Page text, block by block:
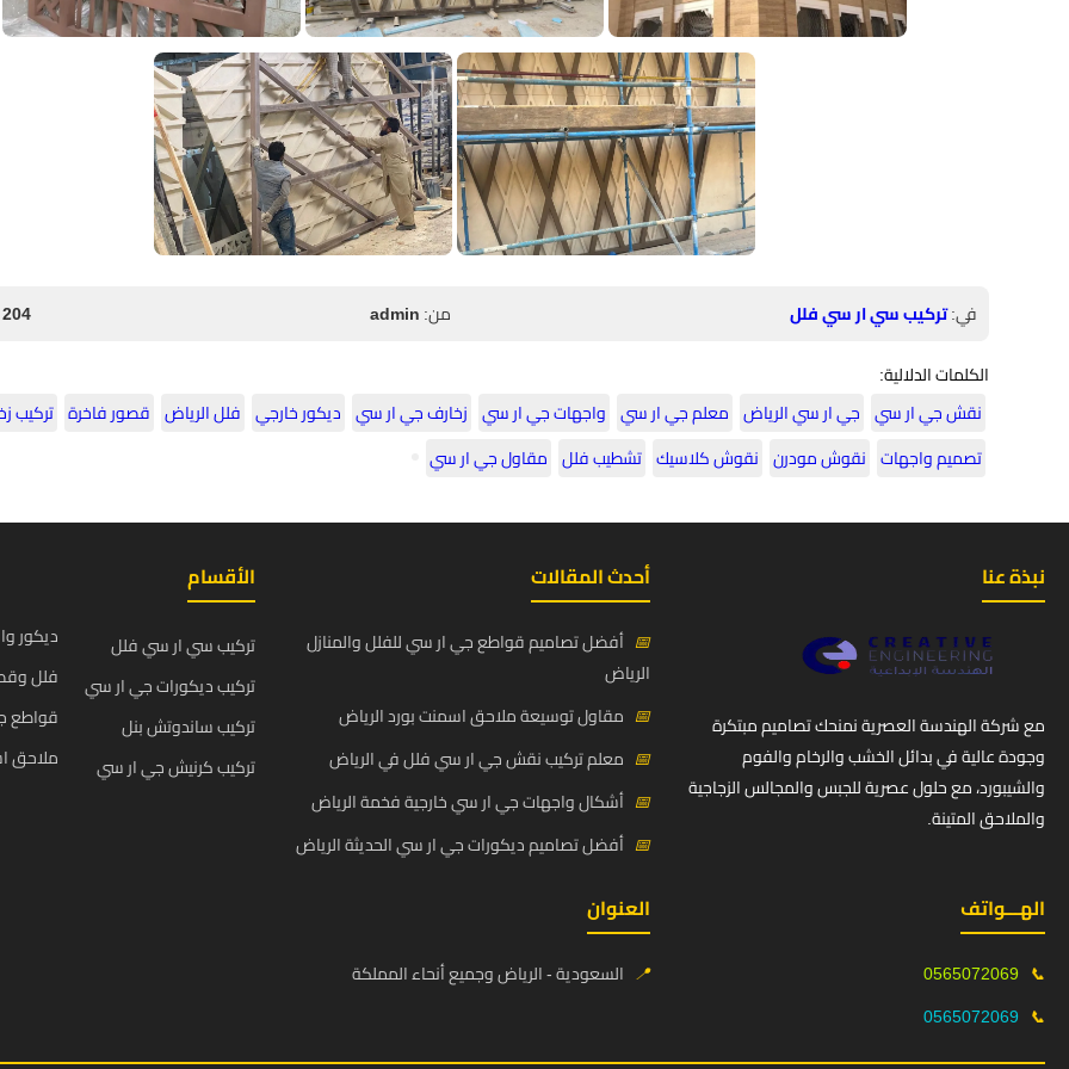
في:تركيب سي ار سي فلل من:admin
204 مشاهدة
الكلمات الدلالية:
نقش جي ار سي جي ار سي الرياض معلم جي ار سي واجهات جي ار سي زخارف جي ار سي ديكور خارجي فلل الرياض قصور فاخرة تركيب
تصميم واجهات نقوش مودرن نقوش كلاسيك تشطيب فلل مقاول جي ار سي
نبذة عنا
مع شركة الهندسة العصرية نمنحك تصاميم مبتكرة
وجودة عالية في بدائل الخشب والرخام والفوم
والشيبورد، مع حلول عصرية للجبس والمجالس الزجاجية
والملاحق المتينة.
أحدث المقالات
📅 أفضل تصاميم قواطع جي ار سي للفلل والمنازل
الرياض
📅 مقاول توسيعة ملاحق اسمنت بورد الرياض
📅 معلم تركيب نقش جي ار سي فلل في الرياض
📅 أشكال واجهات جي ار سي خارجية فخمة الرياض
📅 أفضل تصاميم ديكورات جي ار سي الحديثة الرياض
الأقسام
تركيب سي ار سي فلل
تركيب ديكورات جي ار سي
تركيب ساندوتش بنل
تركيب كرنيش جي ار سي
ديكور
فلل
قواطع
ملاحق
الهـــواتف
📞
0565072069
📞
0565072069
العنوان
📍 السعودية - الرياض وجميع أنحاء المملكة